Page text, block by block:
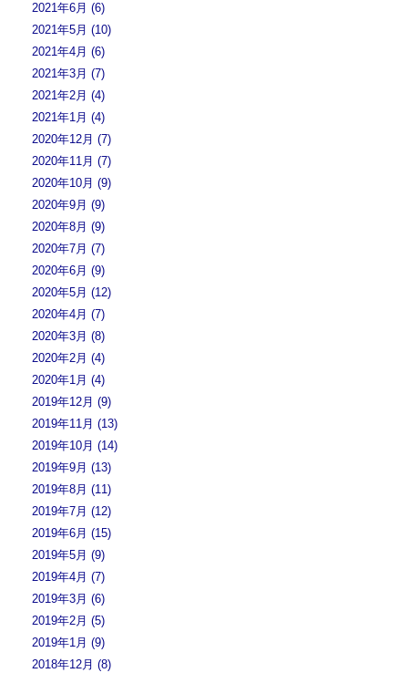
2021年6月 (6)
2021年5月 (10)
2021年4月 (6)
2021年3月 (7)
2021年2月 (4)
2021年1月 (4)
2020年12月 (7)
2020年11月 (7)
2020年10月 (9)
2020年9月 (9)
2020年8月 (9)
2020年7月 (7)
2020年6月 (9)
2020年5月 (12)
2020年4月 (7)
2020年3月 (8)
2020年2月 (4)
2020年1月 (4)
2019年12月 (9)
2019年11月 (13)
2019年10月 (14)
2019年9月 (13)
2019年8月 (11)
2019年7月 (12)
2019年6月 (15)
2019年5月 (9)
2019年4月 (7)
2019年3月 (6)
2019年2月 (5)
2019年1月 (9)
2018年12月 (8)